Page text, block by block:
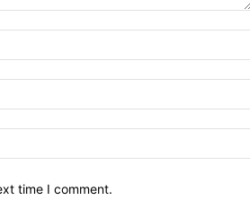
time I comment.